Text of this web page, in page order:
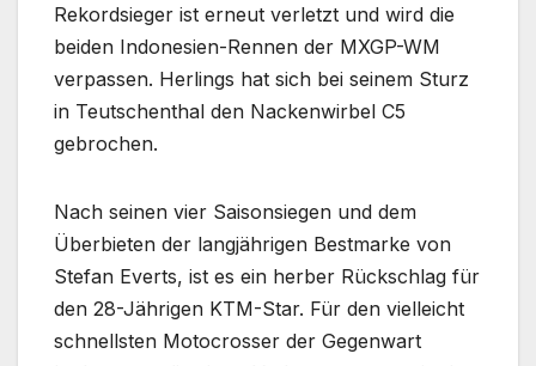
Rekordsieger ist erneut verletzt und wird die
beiden Indonesien-Rennen der MXGP-WM
verpassen. Herlings hat sich bei seinem Sturz
in Teutschenthal den Nackenwirbel C5
gebrochen.
Nach seinen vier Saisonsiegen und dem
Überbieten der langjährigen Bestmarke von
Stefan Everts, ist es ein herber Rückschlag für
den 28-Jährigen KTM-Star. Für den vielleicht
schnellsten Motocrosser der Gegenwart